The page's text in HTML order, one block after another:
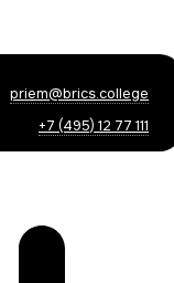
priem@brics.college
+7 (495) 12 77 111